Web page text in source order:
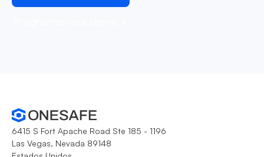
6415 S Fort Apache Road Ste 185 - 1196
Las Vegas, Nevada 89148